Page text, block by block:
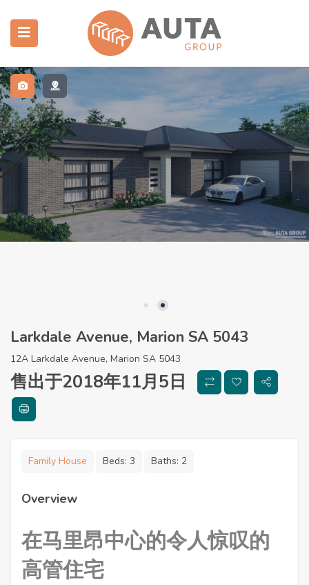
(房产中介)
(建造施工)
Larkdale Avenue, Marion SA 5043
12A Larkdale Avenue, Marion SA 5043
售出于2018年11月5日
Family House Beds: 3 Baths: 2
Overview
在马里昂中心的令人惊叹的
高管住宅